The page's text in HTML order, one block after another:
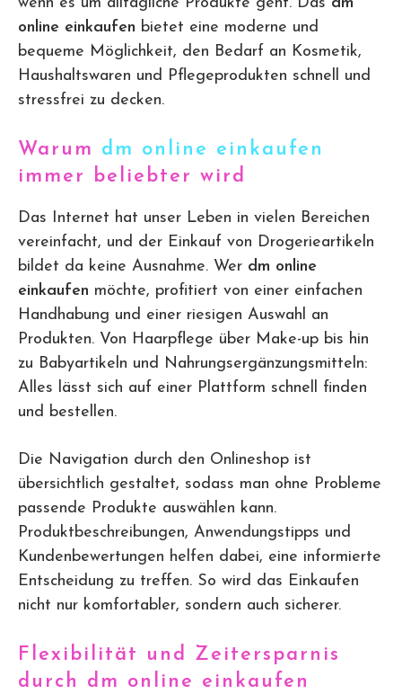
online einkaufen bietet eine moderne und
bequeme Möglichkeit, den Bedarf an Kosmetik,
Haushaltswaren und Pflegeprodukten schnell und
stressfrei zu decken.
Warum dm online einkaufen
immer beliebter wird
Das Internet hat unser Leben in vielen Bereichen
vereinfacht, und der Einkauf von Drogerieartikeln
bildet da keine Ausnahme. Wer dm online
einkaufen möchte, profitiert von einer einfachen
Handhabung und einer riesigen Auswahl an
Produkten. Von Haarpflege über Make-up bis hin
zu Babyartikeln und Nahrungsergänzungsmitteln:
Alles lässt sich auf einer Plattform schnell finden
und bestellen.
Die Navigation durch den Onlineshop ist
übersichtlich gestaltet, sodass man ohne Probleme
passende Produkte auswählen kann.
Produktbeschreibungen, Anwendungstipps und
Kundenbewertungen helfen dabei, eine informierte
Entscheidung zu treffen. So wird das Einkaufen
nicht nur komfortabler, sondern auch sicherer.
Flexibilität und Zeitersparnis
durch dm online einkaufen